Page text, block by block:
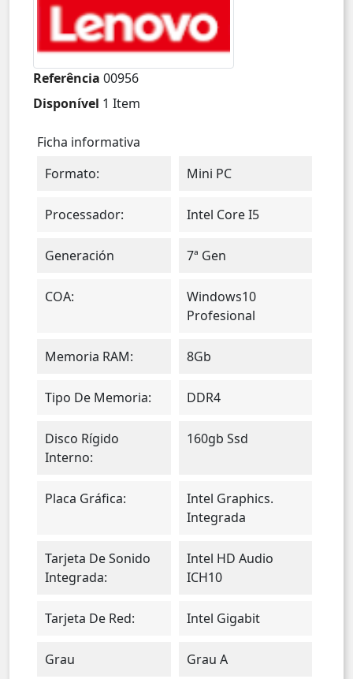
Referência 00956
Disponível 1 Item
Ficha informativa
Formato:
Mini PC
Processador: Intel Core I5
Generación 7ª Gen
COA:
Windows10
Profesional
Memoria RAM: 8Gb
Tipo De Memoria: DDR4
Disco Rígido
Interno:
160gb Ssd
Placa Gráfica:
Intel Graphics.
Integrada
Tarjeta De Sonido
Integrada:
Intel HD Audio
ICH10
Tarjeta De Red: Intel Gigabit
Grau Grau A